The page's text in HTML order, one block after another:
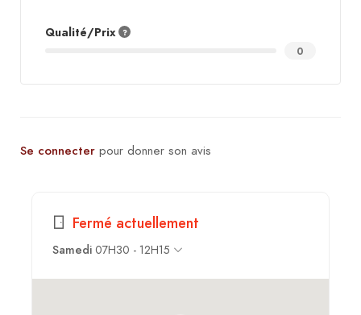
Qualité/Prix
0
Se connecter pour donner son avis
Fermé actuellement
Samedi 07H30 - 12H15